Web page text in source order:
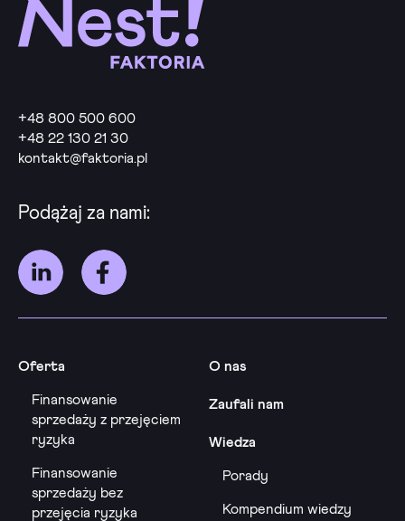
+48 800 500 600
+48 22 130 21 30
kontakt@faktoria.pl
Podążaj za nami:
Oferta
Finansowanie
sprzedaży z przejęciem
ryzyka
Finansowanie
sprzedaży bez
przejęcia ryzyka
O nas
Zaufali nam
Wiedza
Porady
Kompendium wiedzy